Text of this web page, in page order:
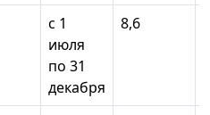
с 1
июля
по 31
декабря
8,6